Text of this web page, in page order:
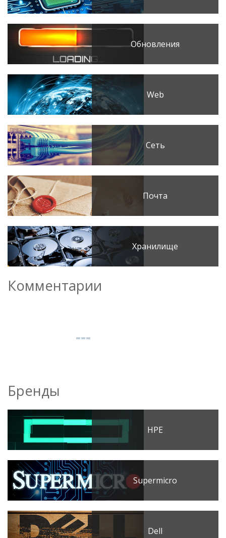
Обновления
Web
Сеть
Почта
Хранилище
Комментарии
Бренды
HPE
Supermicro
Dell